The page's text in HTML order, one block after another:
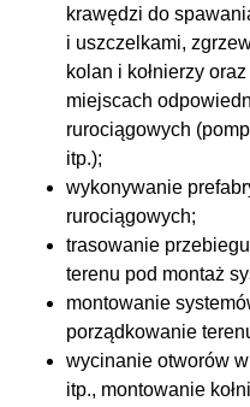
krawędzi do
i uszczelkami,
kolan i kołnierzy
miejscach
rurociągowych
itp.);
wykonywanie
rurociągowych;
trasowanie
terenu pod montaż
montowanie
porządkowanie
wycinanie otworów
itp., montowanie